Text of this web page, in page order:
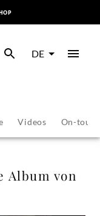
DE
Videos On-tour
Album von